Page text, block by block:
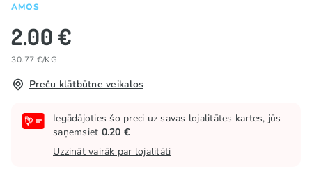
AMOS
2.00 €
30.77 €/KG
Preču klātbūtne veikalos
Iegādājoties šo preci uz savas lojalitātes kartes, jūs
saņemsiet 0.20 €
Uzzināt vairāk par lojalitāti